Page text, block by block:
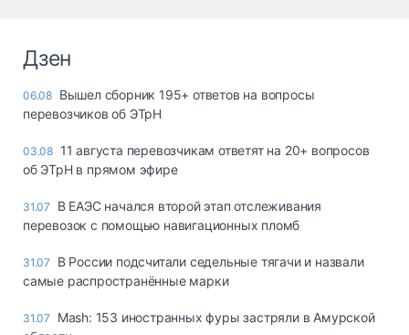
Дзен
06.08 Вышел сборник 195+ ответов на вопросы
перевозчиков об ЭТрН
03.08 11 августа перевозчикам ответят на 20+ вопросов
об ЭТрН в прямом эфире
31.07
В ЕАЭС начался второй этап отслеживания
перевозок с помощью навигационных пломб
31.07
В России подсчитали седельные тягачи и назвали
самые распространённые марки
31.07
Mash: 153 иностранных фуры застряли в Амурской